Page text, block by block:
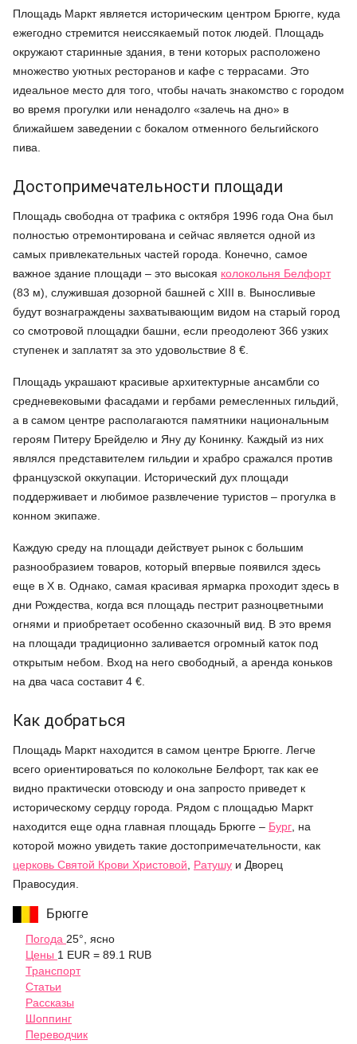
Площадь Маркт является историческим центром Брюгге, куда
ежегодно стремится неиссякаемый поток людей. Площадь
окружают старинные здания, в тени которых расположено
множество уютных ресторанов и кафе с террасами. Это
идеальное место для того, чтобы начать знакомство с городом
во время прогулки или ненадолго «залечь на дно» в
ближайшем заведении с бокалом отменного бельгийского
пива.
Достопримечательности площади
Площадь свободна от трафика с октября 1996 года Она был
полностью отремонтирована и сейчас является одной из
самых привлекательных частей города. Конечно, самое
важное здание площади – это высокая колокольня Белфорт
(83 м), служившая дозорной башней с XIII в. Выносливые
будут вознаграждены захватывающим видом на старый город
со смотровой площадки башни, если преодолеют 366 узких
ступенек и заплатят за это удовольствие 8 €.
Площадь украшают красивые архитектурные ансамбли со
средневековыми фасадами и гербами ремесленных гильдий,
а в самом центре располагаются памятники национальным
героям Питеру Брейделю и Яну ду Конинку. Каждый из них
являлся представителем гильдии и храбро сражался против
французской оккупации. Исторический дух площади
поддерживает и любимое развлечение туристов – прогулка в
конном экипаже.
Каждую среду на площади действует рынок с большим
разнообразием товаров, который впервые появился здесь
еще в X в. Однако, самая красивая ярмарка проходит здесь в
дни Рождества, когда вся площадь пестрит разноцветными
огнями и приобретает особенно сказочный вид. В это время
на площади традиционно заливается огромный каток под
открытым небом. Вход на него свободный, а аренда коньков
на два часа составит 4 €.
Как добраться
Площадь Маркт находится в самом центре Брюгге. Легче
всего ориентироваться по колокольне Белфорт, так как ее
видно практически отовсюду и она запросто приведет к
историческому сердцу города. Рядом с площадью Маркт
находится еще одна главная площадь Брюгге – Бург, на
которой можно увидеть такие достопримечательности, как
церковь Святой Крови Христовой, Ратушу и Дворец
Правосудия.
Брюгге
Погода 25°, ясно
Цены 1 EUR = 89.1 RUB
Транспорт
Статьи
Рассказы
Шоппинг
Переводчик